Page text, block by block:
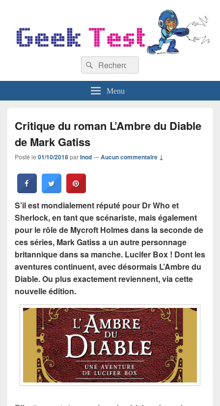
Recherche :
Rechercher
Menu
Critique du roman L’Ambre du Diable
de Mark Gatiss
Posté le 01/10/2018parInod—Aucun commentaire ↓
S’il est mondialement réputé pour Dr Who et
Sherlock, en tant que scénariste, mais également
pour le rôle de Mycroft Holmes dans la seconde de
ces séries, Mark Gatiss a un autre personnage
britannique dans sa manche. Lucifer Box ! Dont les
aventures continuent, avec désormais L’Ambre du
Diable. Ou plus exactement reviennent, via cette
nouvelle édition.